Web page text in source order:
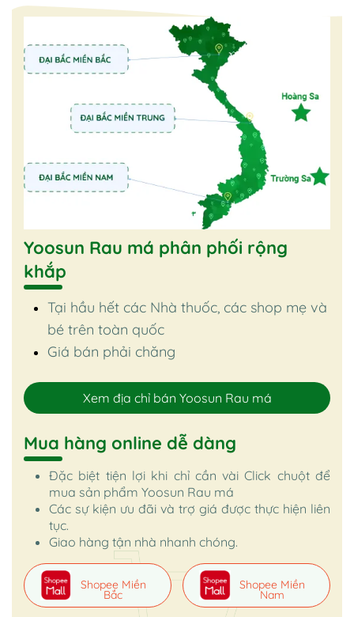
Yoosun Rau má phân phối rộng
khắp
Tại hầu hết các Nhà thuốc, các shop mẹ và
bé trên toàn quốc
Giá bán phải chăng
Xem địa chỉ bán Yoosun Rau má
Mua hàng online dễ dàng
Đặc biệt tiện lợi khi chỉ cần vài Click chuột để
mua sản phẩm Yoosun Rau má
Các sự kiện ưu đãi và trợ giá được thực hiện liên
tục.
Giao hàng tận nhà nhanh chóng.
Shopee Miền
Bắc
Shopee Miền
Nam